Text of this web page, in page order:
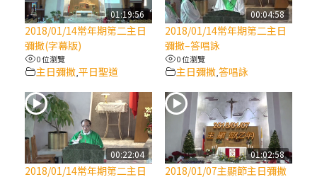
【信仰之旅】第八集：「耶穌為什麼降生到
人世」—高樂祈修女
2025/10/10【萬物讚頌頌歌 – 太陽與生態音
樂會】紀念聖方濟與已逝教宗方濟各（中）
2025/10/10【萬物讚頌頌歌 – 太陽與生態音
樂會】紀念聖方濟與已逝教宗方濟各（下）
01:19:56
2018/01/14常年期第二主日
彌撒(字幕版)
0 位瀏覽
主日彌撒 ,平日聖道
00:04:58
2018/01/14常年期第二主日
彌撒–答唱詠
0 位瀏覽
主日彌撒, 答唱詠
00:22:04
2018/01/14常年期第二主日
01:02:58
2018/01/07主顯節主日彌撒